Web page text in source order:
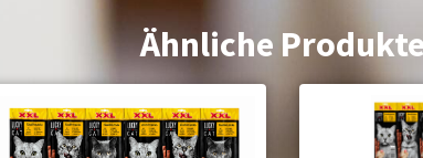
Ähnliche Produkte